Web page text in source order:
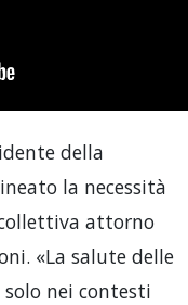
della
la necessità
attorno
«La salute delle
nei contesti